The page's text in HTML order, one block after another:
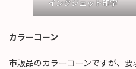
インクジェット印字
カラーコーン
市販品のカラーコーンですが、